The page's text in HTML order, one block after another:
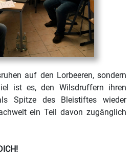
auf den Lorbeeren, sondern
ist es, den Wilsdruffern ihren
Spitze des Bleistiftes wieder
ein Teil davon zugänglich